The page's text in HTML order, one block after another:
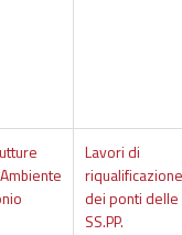
Lavori di
riqualificazione
dei ponti delle
SS.PP.